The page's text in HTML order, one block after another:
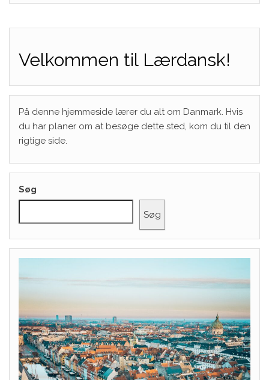
Velkommen til Lærdansk!
På denne hjemmeside lærer du alt om Danmark. Hvis
du har planer om at besøge dette sted, kom du til den
rigtige side.
Søg
Søg